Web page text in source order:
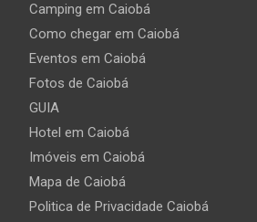
Camping em Caiobá
Como chegar em Caiobá
Eventos em Caiobá
Fotos de Caiobá
GUIA
Hotel em Caiobá
Imóveis em Caiobá
Mapa de Caiobá
Politica de Privacidade Caiobá